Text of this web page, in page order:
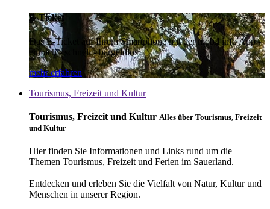
E-Ticket
Das E-Ticket auf Ihrem Smartphone mit der mobil info App -
einfach - schnell - bargeldlos
mehr erfahren
Tourismus, Freizeit und Kultur
Tourismus, Freizeit und Kultur Alles über Tourismus, Freizeit
und Kultur
Hier finden Sie Informationen und Links rund um die
Themen Tourismus, Freizeit und Ferien im Sauerland.
Entdecken und erleben Sie die Vielfalt von Natur, Kultur und
Menschen in unserer Region.